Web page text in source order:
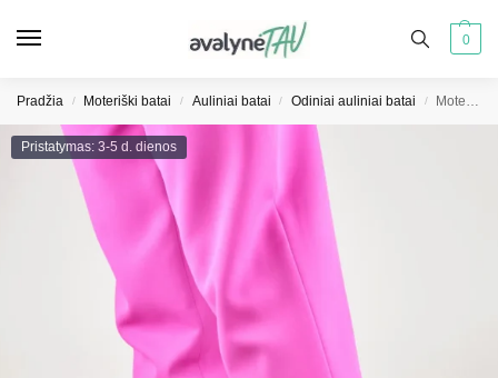
0
Pradžia / Moteriški batai / Auliniai batai / Odiniai auliniai batai / Moteriški juodi nėriniuoti maikutės su dekoratyviniu batviršiu
Pristatymas: 3-5 d. dienos